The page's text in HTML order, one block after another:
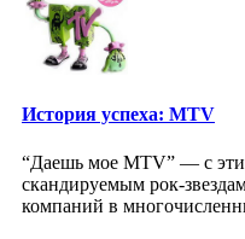
История успеха: MTV
“Даешь мое MTV” — с
скандируемым рок-
компаний в